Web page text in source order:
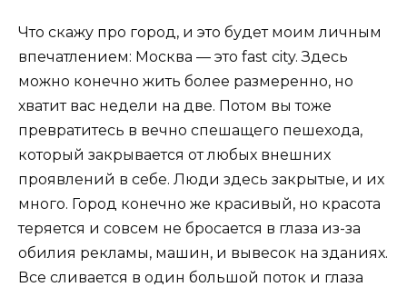
Что скажу про город, и это будет моим личным
впечатлением: Москва — это fast city. Здесь
можно конечно жить более размеренно, но
хватит вас недели на две. Потом вы тоже
превратитесь в вечно спешащего пешехода,
который закрывается от любых внешних
проявлений в себе. Люди здесь закрытые, и их
много. Город конечно же красивый, но красота
теряется и совсем не бросается в глаза из-за
обилия рекламы, машин, и вывесок на зданиях.
Все сливается в один большой поток и глаза